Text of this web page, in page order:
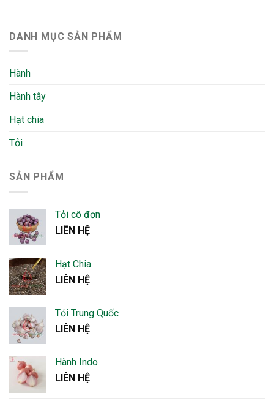
DANH MỤC SẢN PHẨM
Hành
Hành tây
Hạt chia
Tỏi
SẢN PHẨM
Tỏi cô đơn
LIÊN HỆ
Hạt Chia
LIÊN HỆ
Tỏi Trung Quốc
LIÊN HỆ
Hành Indo
LIÊN HỆ